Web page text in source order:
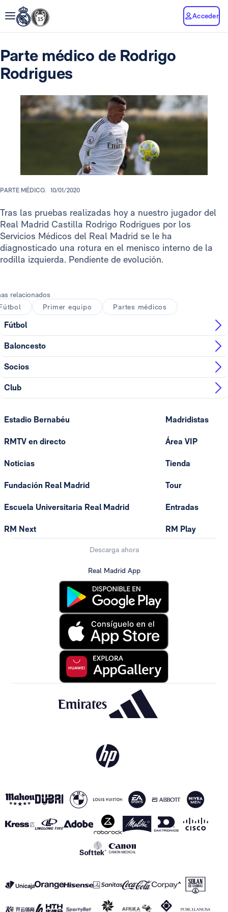
Acceder
Parte médico de Rodrigo
Rodrigues
PARTE MÉDICO. 10/01/2020
Tras las pruebas realizadas hoy a nuestro jugador del
Real Madrid Castilla Rodrigo Rodrigues por los
Servicios Médicos del Real Madrid se le ha
diagnosticado una rotura en el menisco interno de la
rodilla izquierda. Pendiente de evolución.
relacionados
Primer equipo Partes médicos
Fútbol
Baloncesto
Socios
Club
Estadio Bernabéu
RMTV en directo
Noticias
Fundación Real Madrid
Escuela Universitaria Real Madrid
RM Next
Madridistas
Área VIP
Tienda
Tour
Entradas
RM Play
Descarga ahora
Real Madrid App